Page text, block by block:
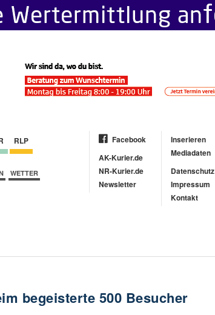
RLP
WETTER
Facebook
AK-Kurier.de
NR-Kurier.de
Newsletter
Inserieren
Mediadaten
Datenschutz
Impressum
Kontakt
begeisterte 500 Besucher